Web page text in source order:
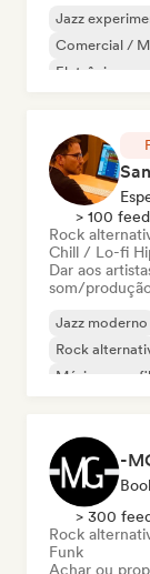
Jazz
Comercial /
Eletrônica
> 100
Rock
Chill / Lo-fi
Dar aos
som/
Jazz moderno
Rock
Música para
-
> 300
Rock
Funk
Achar ou